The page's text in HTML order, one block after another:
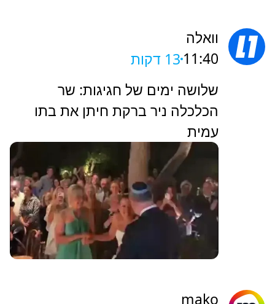
וואלה
11:40 13 דקות
שלושה ימים של חגיגות: שר
הכלכלה ניר ברקת חיתן את בתו
עמית
mako